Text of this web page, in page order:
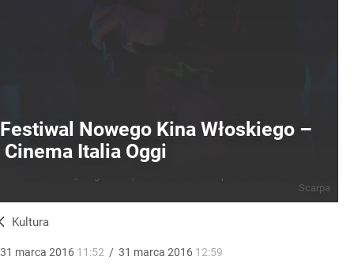
Festiwal Nowego Kina Włoskiego –
Cinema Italia Oggi
Scarpa
Kultura
31 marca 2016 11:52 / 31 marca 2016 12:59